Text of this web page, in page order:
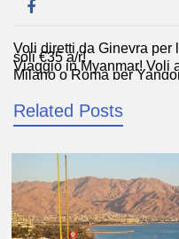
Navigazione
articoli
Voli diretti da Ginevra per
soli €35 a/r!
Viaggio in Myanmar! Voli
Milano o Roma per
Related Posts